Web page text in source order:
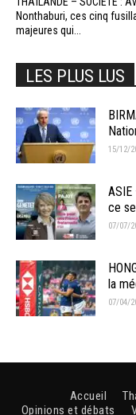
Nonthaburi, ces cinq
majeures qui...
LES PLUS LUS
15/12/
ASIE
ce
07/07/
la
07/04/
Accueil
Opinions et débats